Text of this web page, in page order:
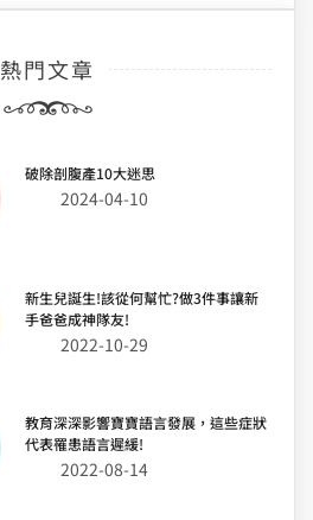
熱門文章
破除剖腹產10大迷思
2024-04-10
新生兒誕生!該從何幫忙?做3件事讓新
手爸爸成神隊友!
2022-10-29
教育深深影響寶寶語言發展，這些症狀
代表罹患語言遲緩!
2022-08-14